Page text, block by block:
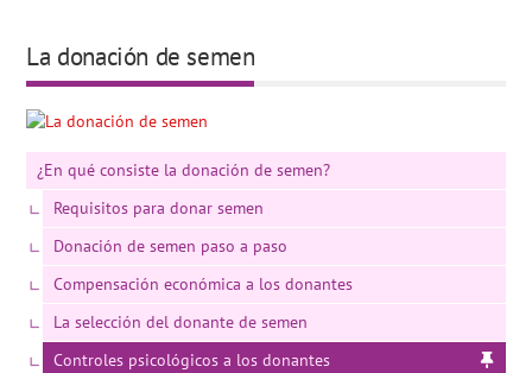
La donación de semen
¿En qué consiste la donación de semen?
Requisitos para donar semen
Donación de semen paso a paso
Compensación económica a los donantes
La selección del donante de semen
Controles psicológicos a los donantes